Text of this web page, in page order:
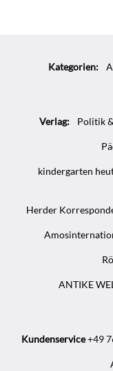
InfosKategorien:
Verlag: Politik
kindergarten
Herder
ANTIKE
Kundenservice+49